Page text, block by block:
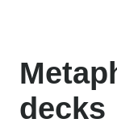
decks